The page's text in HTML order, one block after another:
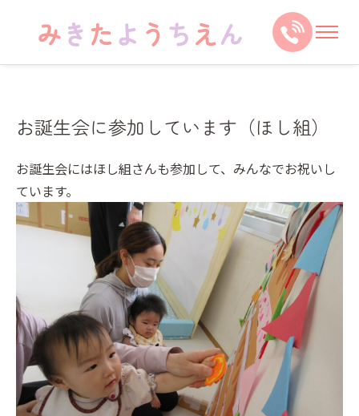
お誕生会に参加しています（ほし組）
お誕生会にはほし組さんも参加して、みんなでお祝いし
ています。